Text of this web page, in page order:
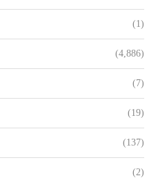
(1)
(4,886)
(7)
(19)
(137)
(2)